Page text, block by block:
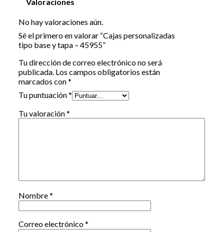
No hay valoraciones aún.
Sé el primero en valorar “Cajas personalizadas
tipo base y tapa – 45955”
Tu dirección de correo electrónico no será
publicada. Los campos obligatorios están
marcados con*
Tu puntuación*
Tu valoración*
Nombre*
Correo electrónico*